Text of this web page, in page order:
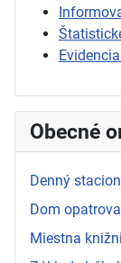
Obecné
Denný
Dom
Miestna